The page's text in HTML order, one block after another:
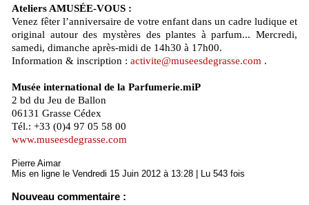
Ateliers AMUSÉE-VOUS :
Venez fêter l’anniversaire de votre enfant dans un cadre ludique et
original autour des mystères des plantes à parfum... Mercredi,
samedi, dimanche après-midi de 14h30 à 17h00.
Information & inscription : activite@museesdegrasse.com .
Musée international de la Parfumerie.miP
2 bd du Jeu de Ballon
06131 Grasse Cédex
Tél.: +33 (0)4 97 05 58 00
www.museesdegrasse.com
Pierre Aimar
Mis en ligne le Vendredi 15 Juin 2012 à 13:28 | Lu 543 fois
Nouveau commentaire :